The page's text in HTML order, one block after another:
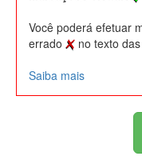
Você poderá efetuar
errado
no texto
Saiba mais